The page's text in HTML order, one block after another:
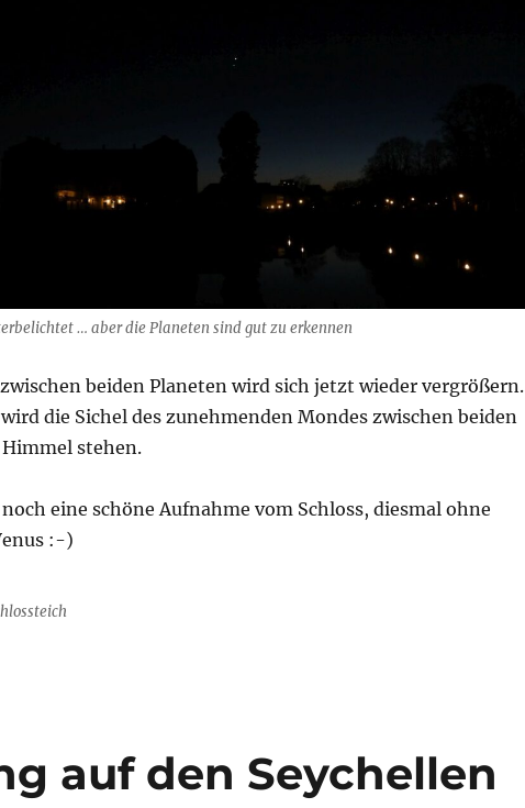
… aber die Planeten sind gut zu erkennen
beiden Planeten wird sich jetzt wieder vergrößern.
die Sichel des zunehmenden Mondes zwischen beiden
stehen.
eine schöne Aufnahme vom Schloss, diesmal ohne
:-)
auf den Seychellen